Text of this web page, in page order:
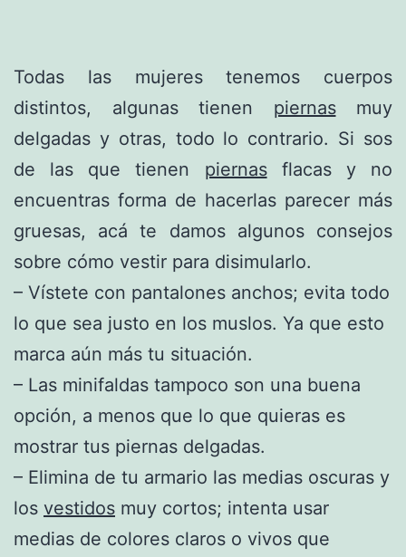
Todas las mujeres tenemos cuerpos
distintos, algunas tienen piernasmuy
delgadas y otras, todo lo contrario. Si sos
de las que tienen piernasflacas y no
encuentras forma de hacerlas parecer más
gruesas, acá te damos algunos consejos
sobre cómo vestir para disimularlo.
– Vístete con pantalones anchos; evita todo
lo que sea justo en los muslos. Ya que esto
marca aún más tu situación.
– Las minifaldas tampoco son una buena
opción, a menos que lo que quieras es
mostrar tus piernas delgadas.
– Elimina de tu armario las medias oscuras y
los vestidos muy cortos; intenta usar
medias de colores claros o vivos que